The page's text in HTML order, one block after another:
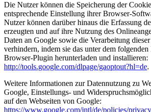
Die Nutzer können die Speicherung der
entsprechende Einstellung ihrer Browser-
Nutzer können darüber hinaus die Erfassung
erzeugten und auf ihre Nutzung des
Daten an Google sowie die Verarbeitung
verhindern, indem sie das unter dem
Browser-Plugin herunterladen und installieren:
http://tools.google.com/dlpage/gaoptout?hl=de.
Weitere Informationen zur Datennutzung zu
Google, Einstellungs- und
auf den Webseiten von Google:
https://www.google.com/intl/de/policies/